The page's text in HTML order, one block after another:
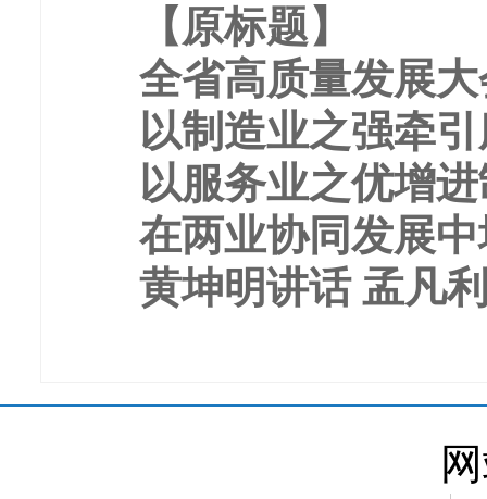
【原标题】
全省高质量发展大
以制造业之强牵引
以服务业之优增进
在两业协同发展中
黄坤明讲话 孟凡利